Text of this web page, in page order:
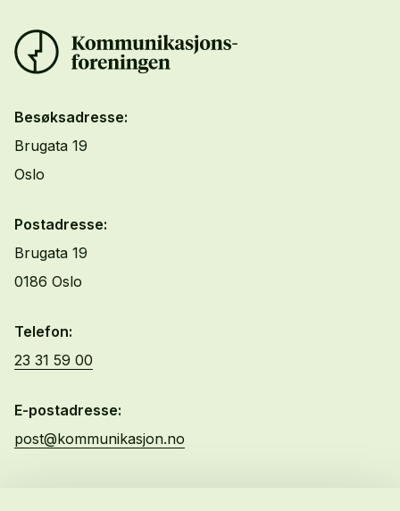
Besøksadresse:
Brugata 19
Oslo
Postadresse:
Brugata 19
0186 Oslo
Telefon:
23 31 59 00
E-postadresse:
post@kommunikasjon.no